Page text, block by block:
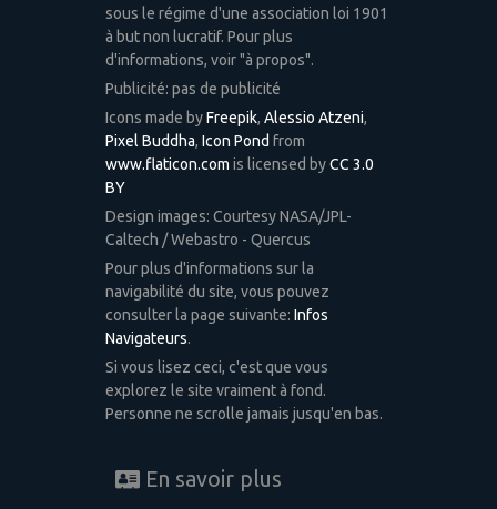
sous le régime d'une association loi 1901
à but non lucratif. Pour plus
d'informations, voir "à propos".
Publicité: pas de publicité
Icons made byFreepik, Alessio Atzeni,
Pixel Buddha, Icon Pond from
www.flaticon.com is licensed byCC 3.0
BY
Design images: Courtesy NASA/JPL-
Caltech / Webastro - Quercus
Pour plus d'informations sur la
navigabilité du site, vous pouvez
consulter la page suivante: Infos
Navigateurs.
Si vous lisez ceci, c'est que vous
explorez le site vraiment à fond.
Personne ne scrolle jamais jusqu'en bas.
En savoir plus